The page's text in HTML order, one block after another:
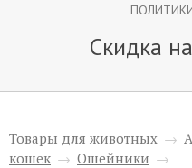
Скидка
Товары для животных →
кошек → Ошейники →